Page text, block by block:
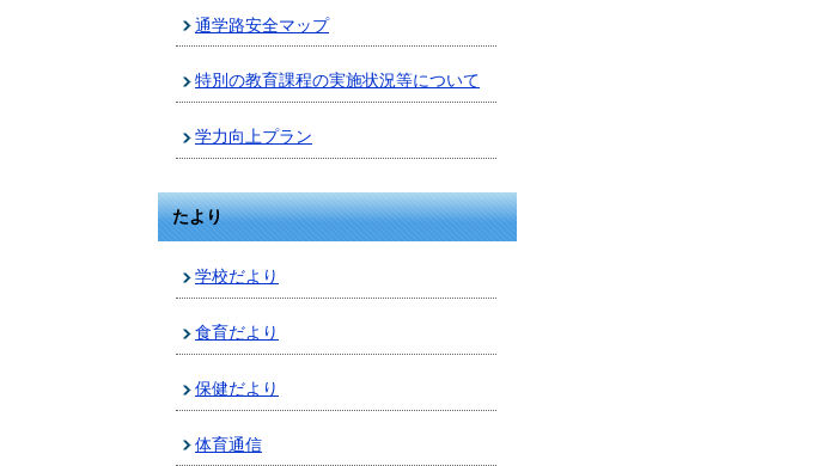
通学路安全マップ
特別の教育課程の実施状況等について
学力向上プラン
たより
学校だより
食育だより
保健だより
体育通信